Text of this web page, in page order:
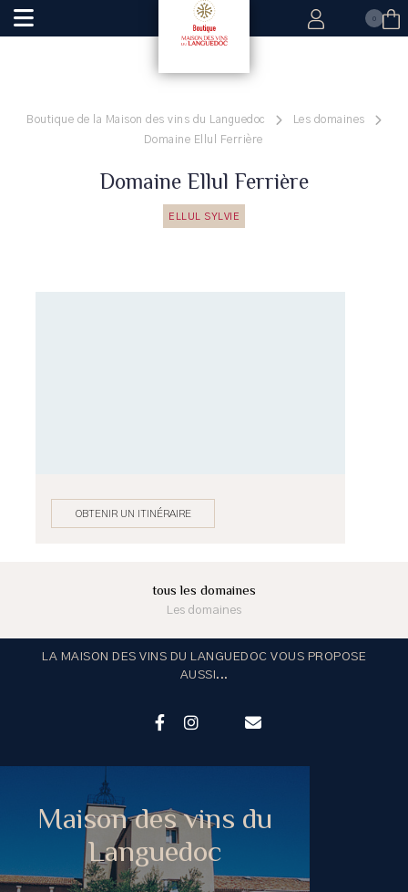
0
Boutique de la Maison des vins du Languedoc
Les domaines
Domaine Ellul Ferrière
Domaine Ellul Ferrière
ELLUL SYLVIE
OBTENIR UN ITINÉRAIRE
tous les domaines
Les domaines
LA MAISON DES VINS DU LANGUEDOC VOUS PROPOSE
AUSSI...
Maison des vins du
Languedoc